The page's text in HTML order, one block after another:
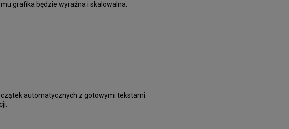
grafika będzie wyraźna i skalowalna.
automatycznych z gotowymi tekstami.